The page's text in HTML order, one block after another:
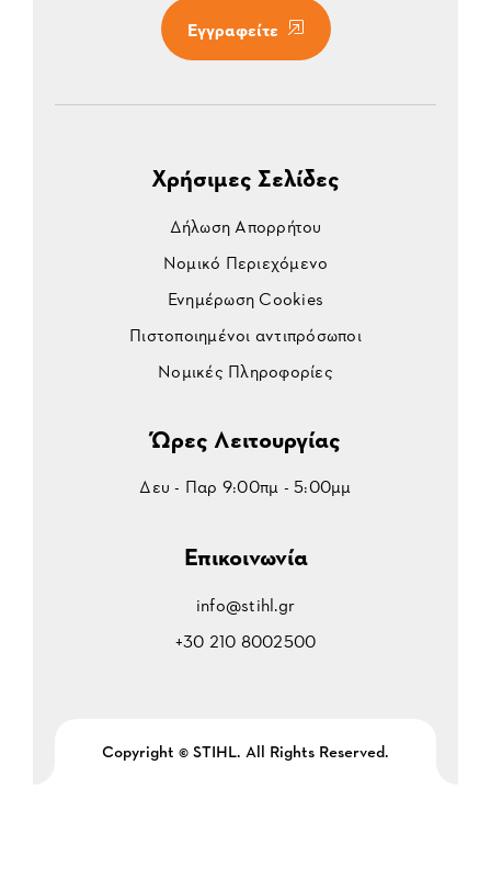
Εγγραφείτε
Χρήσιμες Σελίδες
Δήλωση Απορρήτου
Νομικό Περιεχόμενο
Ενημέρωση Cookies
Πιστοποιημένοι αντιπρόσωποι
Νομικές Πληροφορίες
Ώρες Λειτουργίας
Δευ - Παρ 9:00πμ - 5:00μμ
Επικοινωνία
info@stihl.gr
+30 210 8002500
Copyright © STIHL. All Rights Reserved.